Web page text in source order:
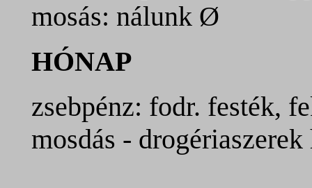
mosás: nálunk Ø
HÓNAP
zsebpénz: fodr. festék,
mosdás -